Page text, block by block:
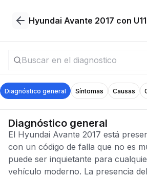
Hyundai Avante 2017 con
Diagnóstico general Síntomas Causas
Diagnóstico general
El Hyundai Avante 2017 está
con un código de falla que no es
puede ser inquietante para
vehículo moderno. La presencia